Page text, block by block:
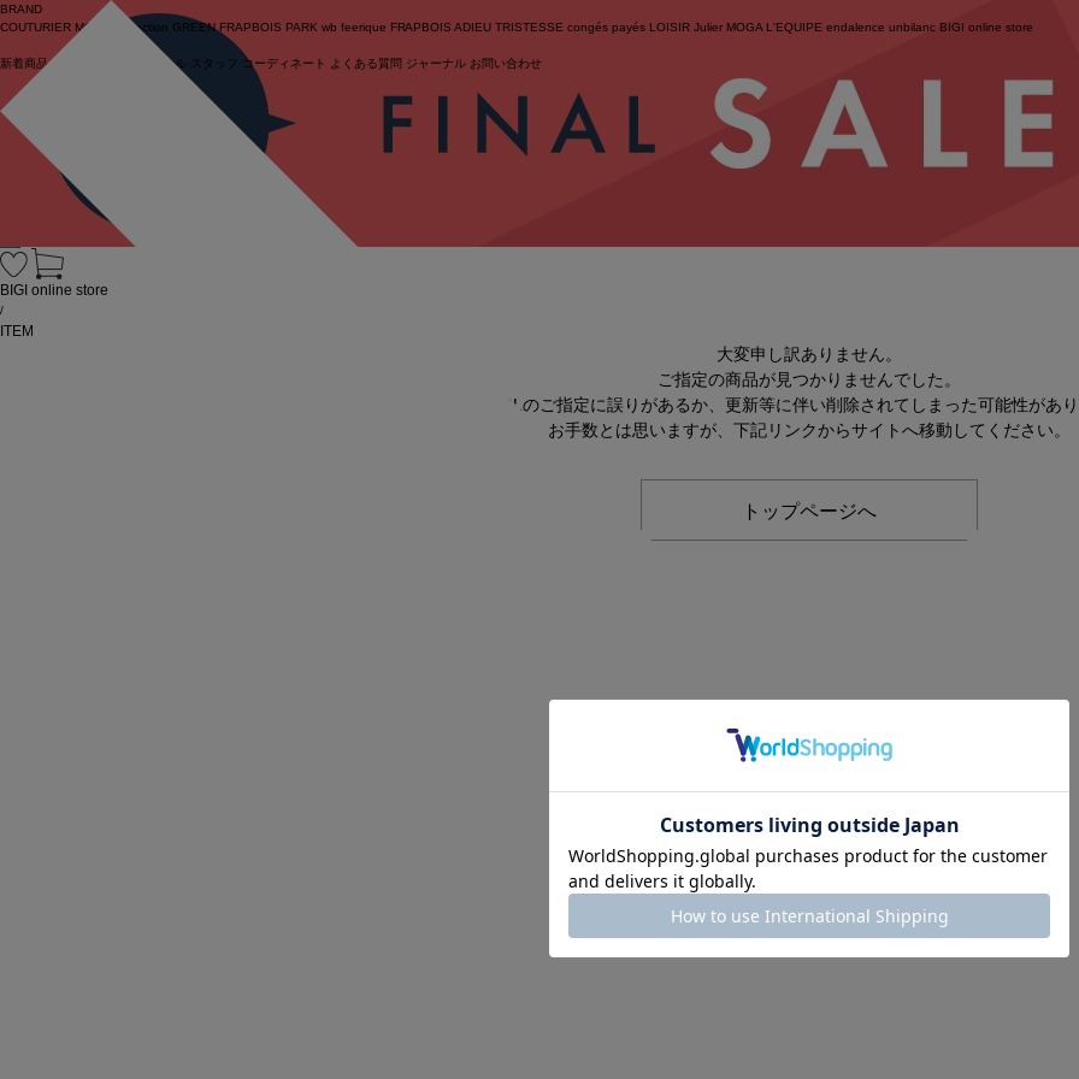
BRAND
COUTURIER MOGA Collection GREEN FRAPBOIS PARK wb feerique FRAPBOIS ADIEU TRISTESSE congés payés LOISIR Julier MOGA L'EQUIPE endalence unbilanc BIGI online store
新着商品 (ライブ) セール スタッフ コーディネート よくある質問 ジャーナル お問い合わせ
BIGI online store
/
ITEM
大変申し訳ありません。
ご指定の商品が見つかりませんでした。
URLのご指定に誤りがあるか、更新等に伴い削除されてしまった可能性があ
お手数とは思いますが、下記リンクからサイトへ移動してください。
トップページへ